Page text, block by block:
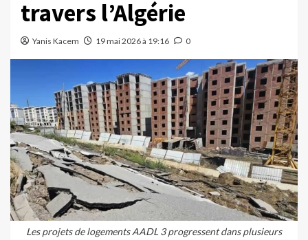
travers l’Algérie
Yanis Kacem 19 mai 2026 à 19:16 0
Les projets de logements AADL 3 progressent dans plusieurs